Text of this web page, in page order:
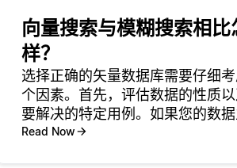
向量搜索与模糊搜索相比
样？
选择正确的矢量数据库需要仔细
个因素。首先，评估数据的性质
要解决的特定用例。如果您的数据
是非结构化的，例如文本或图像，
Read Now